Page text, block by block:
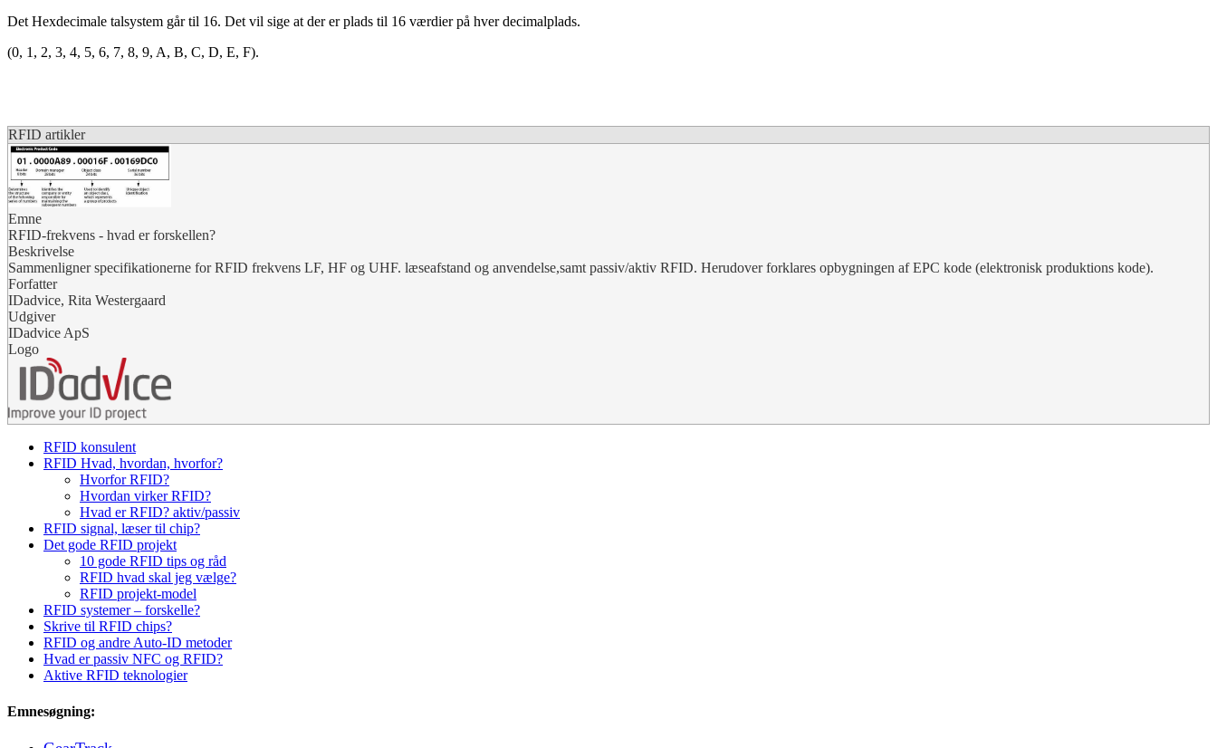
Det Hexdecimale talsystem går til 16. Det vil sige at der er plads til 16 værdier på hver decimalplads.
(0, 1, 2, 3, 4, 5, 6, 7, 8, 9, A, B, C, D, E, F).
RFID artikler
Emne
RFID-frekvens - hvad er forskellen?
Beskrivelse
Sammenligner specifikationerne for RFID frekvens LF, HF og UHF. læseafstand og anvendelse,samt passiv/aktiv RFID. Herudover forklares opbygningen af EPC kode (elektronisk produktions kode).
Forfatter
IDadvice, Rita Westergaard
Udgiver
IDadvice ApS
Logo
RFID konsulent
RFID Hvad, hvordan, hvorfor?
Hvorfor RFID?
Hvordan virker RFID?
Hvad er RFID? aktiv/passiv
RFID signal, læser til chip?
Det gode RFID projekt
10 gode RFID tips og råd
RFID hvad skal jeg vælge?
RFID projekt-model
RFID systemer – forskelle?
Skrive til RFID chips?
RFID og andre Auto-ID metoder
Hvad er passiv NFC og RFID?
Aktive RFID teknologier
Emnesøgning: